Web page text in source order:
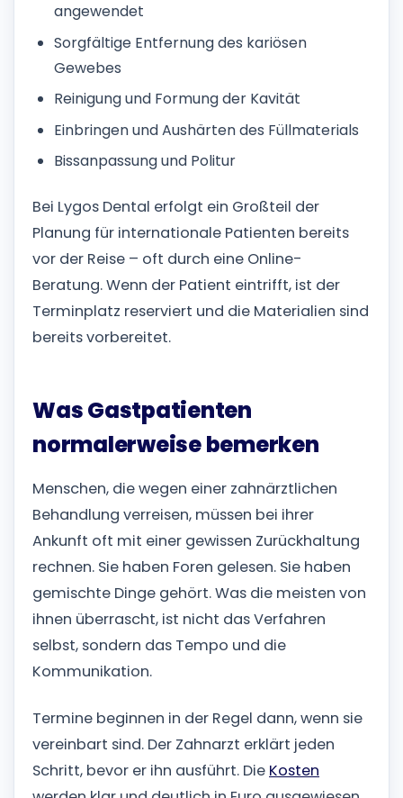
angewendet
Sorgfältige Entfernung des kariösen
Gewebes
Reinigung und Formung der Kavität
Einbringen und Aushärten des Füllmaterials
Bissanpassung und Politur
Bei Lygos Dental erfolgt ein Großteil der
Planung für internationale Patienten bereits
vor der Reise – oft durch eine Online-
Beratung. Wenn der Patient eintrifft, ist der
Terminplatz reserviert und die Materialien sind
bereits vorbereitet.
Was Gastpatienten
normalerweise bemerken
Menschen, die wegen einer zahnärztlichen
Behandlung verreisen, müssen bei ihrer
Ankunft oft mit einer gewissen Zurückhaltung
rechnen. Sie haben Foren gelesen. Sie haben
gemischte Dinge gehört. Was die meisten von
ihnen überrascht, ist nicht das Verfahren
selbst, sondern das Tempo und die
Kommunikation.
Termine beginnen in der Regel dann, wenn sie
vereinbart sind. Der Zahnarzt erklärt jeden
Schritt, bevor er ihn ausführt. Die Kosten